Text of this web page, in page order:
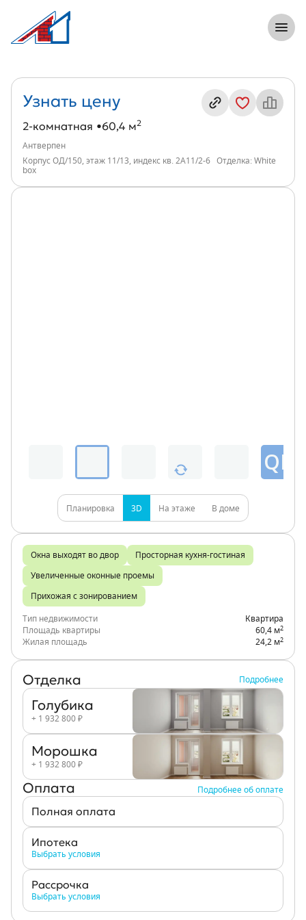
2-комнатная, 60 м², ЖК Антверпен,
Информация о квартире
Узнать цену
2-комнатная 60,4 м2
Антверпен
Корпус ОД/150, этаж 11/13, индекс кв. 2А11/2-6
Отделка: White
box
QR
Планировка 3D На этаже В доме
Окна выходят во двор Просторная кухня-гостиная
Увеличенные оконные проемы
Прихожая с зонированием
Тип недвижимости
Квартира
Площадь квартиры
60,4 м2
Жилая площадь 24,2 м2
Отделка Подробнее
Голубика
+ 1 932 800 ₽
Морошка
+ 1 932 800 ₽
Оплата Подробнее об оплате
Полная оплата
Ипотека
Выбрать условия
Рассрочка
Выбрать условия